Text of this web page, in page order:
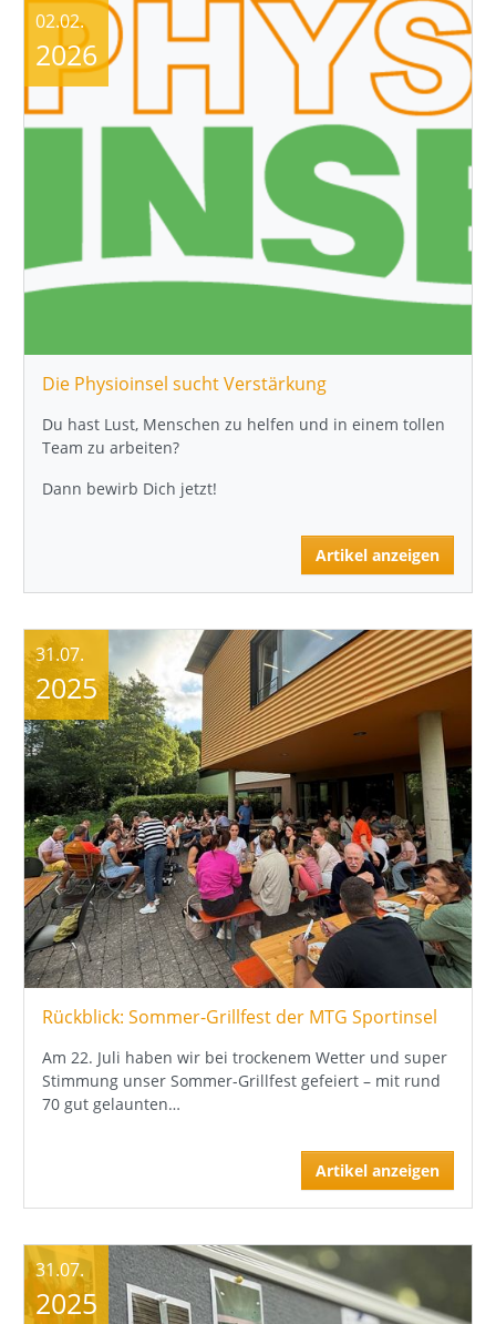
Die Physioinsel sucht Verstärkung
Du hast Lust, Menschen zu helfen und in einem tollen
Team zu arbeiten?
Dann bewirb Dich jetzt!
Artikel anzeigen
02.02.
2026
Rückblick: Sommer-Grillfest der MTG Sportinsel
Am 22. Juli haben wir bei trockenem Wetter und super
Stimmung unser Sommer-Grillfest gefeiert – mit rund
70 gut gelaunten…
Artikel anzeigen
31.07.
2025
31.07.
2025